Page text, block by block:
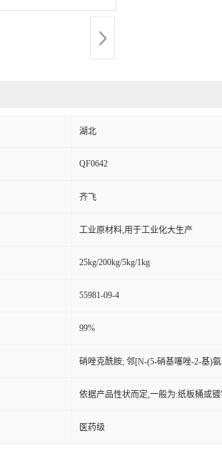
湖北
QF0642
齐飞
工业原材料,用于工业化大生产
25kg/200kg/5kg/1kg
55981-09-4
99%
硝唑克酰胺; 邻[N-(5-硝基噻唑-2-基)
依据产品性状而定,一般为:纸板桶或镀
医药级